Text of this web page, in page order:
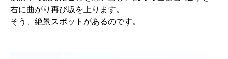
右に曲がり再び坂を上ります。
そう、絶景スポットがあるのです。